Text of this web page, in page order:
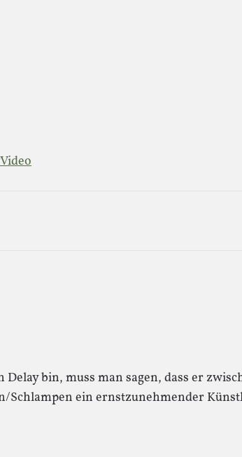
bin, muss man sagen, dass er
Schlampen ein ernstzunehmender